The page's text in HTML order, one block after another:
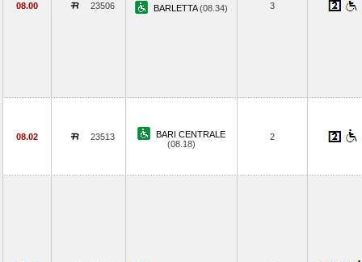
08.00 23506 BARLETTA(08.34) 3
08.02 23513
BARI CENTRALE
(08.18)
2